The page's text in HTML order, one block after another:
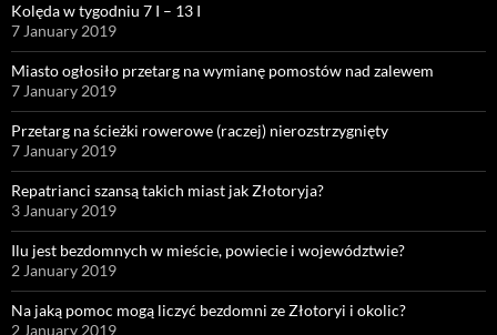
Kolęda w tygodniu 7 I – 13 I
7 January 2019
Miasto ogłosiło przetarg na wymianę pomostów nad zalewem
7 January 2019
Przetarg na ścieżki rowerowe (raczej) nierozstrzygnięty
7 January 2019
Repatrianci szansą takich miast jak Złotoryja?
3 January 2019
Ilu jest bezdomnych w mieście, powiecie i województwie?
2 January 2019
Na jaką pomoc mogą liczyć bezdomni ze Złotoryi i okolic?
2 January 2019